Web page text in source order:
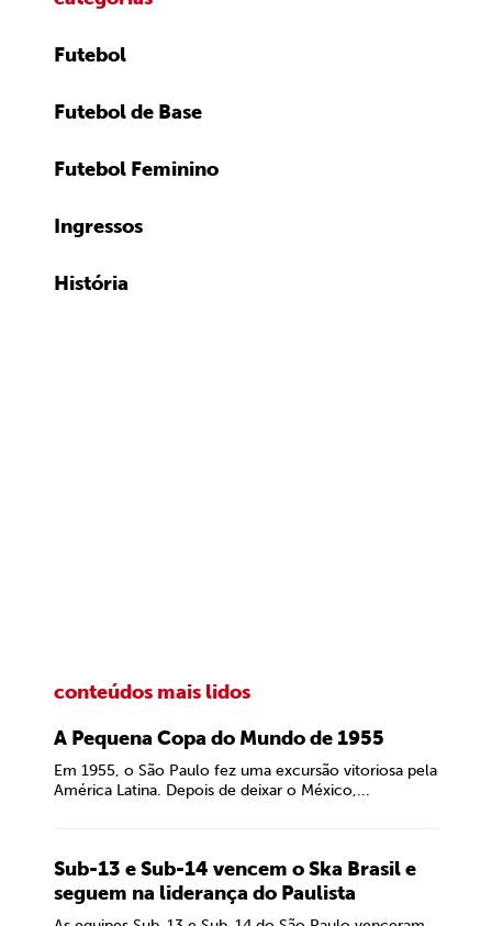
Futebol
Futebol de Base
Futebol Feminino
Ingressos
História
conteúdos mais lidos
A Pequena Copa do Mundo de 1955
Em 1955, o São Paulo fez uma excursão vitoriosa pela
América Latina. Depois de deixar o México,...
Sub-13 e Sub-14 vencem o Ska Brasil e
seguem na liderança do Paulista